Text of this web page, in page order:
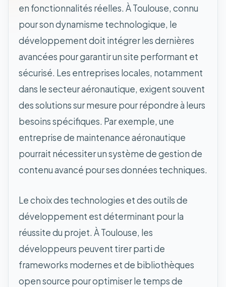
en fonctionnalités réelles. À Toulouse, connu
pour son dynamisme technologique, le
développement doit intégrer les dernières
avancées pour garantir un site performant et
sécurisé. Les entreprises locales, notamment
dans le secteur aéronautique, exigent souvent
des solutions sur mesure pour répondre à leurs
besoins spécifiques. Par exemple, une
entreprise de maintenance aéronautique
pourrait nécessiter un système de gestion de
contenu avancé pour ses données techniques.
Le choix des technologies et des outils de
développement est déterminant pour la
réussite du projet. À Toulouse, les
développeurs peuvent tirer parti de
frameworks modernes et de bibliothèques
open source pour optimiser le temps de